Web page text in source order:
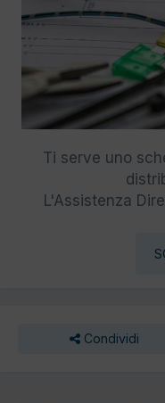
Ti serve uno
L'Assistenza
Condividi